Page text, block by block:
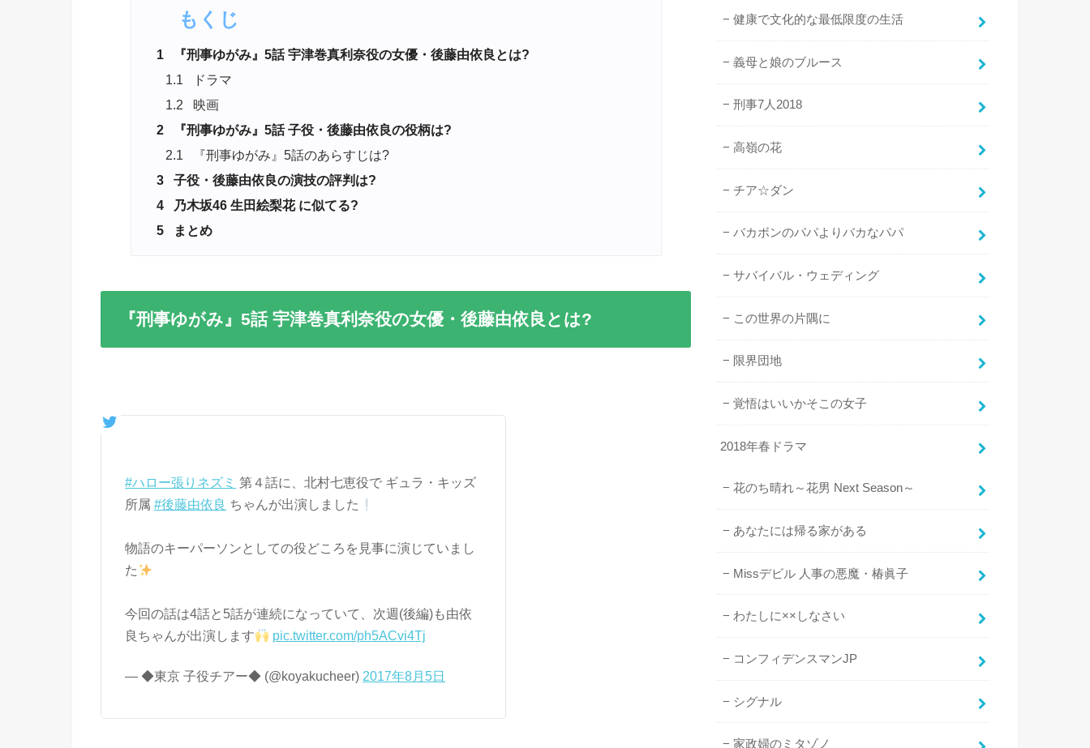
もくじ
1
『刑事ゆがみ』5話 宇津巻真利奈役の女優・後藤由依良とは?
1.1
ドラマ
1.2
映画
2
『刑事ゆがみ』5話 子役・後藤由依良の役柄は?
2.1
『刑事ゆがみ』5話のあらすじは?
3
子役・後藤由依良の演技の評判は?
4
乃木坂46 生田絵梨花 に似てる?
5
まとめ
『刑事ゆがみ』5話 宇津巻真利奈役の女優・後藤由依良とは?
#ハロー張りネズミ 第４話に、北村七恵役で ギュラ・キッズ
所属#後藤由依良 ちゃんが出演しました
物語のキーパーソンとしての役どころを見事に演じていまし
た
今回の話は4話と5話が連続になっていて、次週(後編)も由依
良ちゃんが出演します
pic.twitter.com/ph5ACvi4Tj
— ◆東京 子役チアー◆ (@koyakucheer) 2017年8月5日
健康で文化的な最低限度の生活
義母と娘のブルース
刑事7人2018
高嶺の花
チア☆ダン
バカボンのパパよりバカなパパ
サバイバル・ウェディング
この世界の片隅に
限界団地
覚悟はいいかそこの女子
2018年春ドラマ
花のち晴れ～花男 Next Season～
あなたには帰る家がある
Missデビル 人事の悪魔・椿眞子
わたしに××しなさい
コンフィデンスマンJP
シグナル
家政婦のミタゾノ